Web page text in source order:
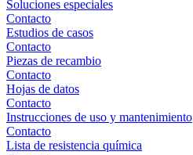
Soluciones especiales
Contacto
Estudios de casos
Contacto
Piezas de recambio
Contacto
Hojas de datos
Contacto
Instrucciones de uso y mantenimiento
Contacto
Lista de resistencia química